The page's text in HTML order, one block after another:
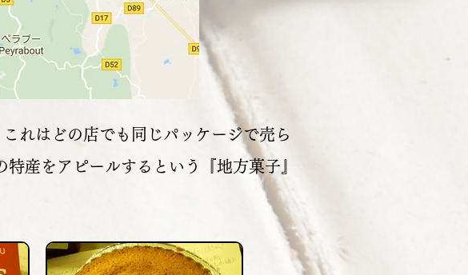
れはどの店でも同じパッケージで売ら
産をアピールするという『地方菓子』